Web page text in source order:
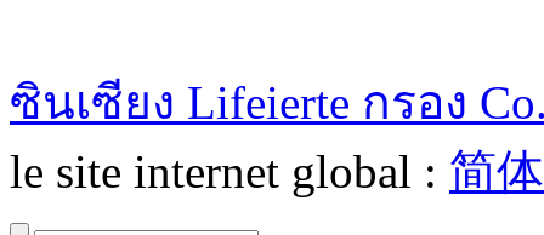
ซินเซียง Lifeierte กรอง
le site internet global : 简